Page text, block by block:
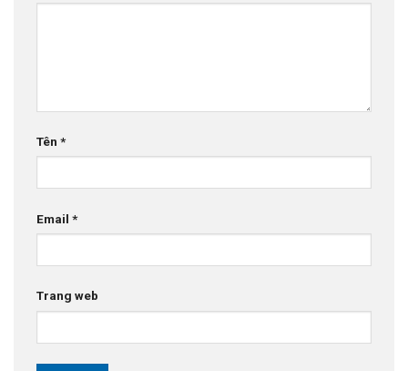
Tên *
Email *
Trang web